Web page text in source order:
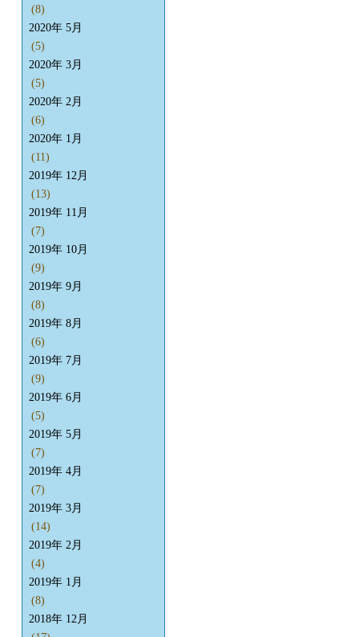
(8)
2020年 5月
(5)
2020年 3月
(5)
2020年 2月
(6)
2020年 1月
(11)
2019年 12月
(13)
2019年 11月
(7)
2019年 10月
(9)
2019年 9月
(8)
2019年 8月
(6)
2019年 7月
(9)
2019年 6月
(5)
2019年 5月
(7)
2019年 4月
(7)
2019年 3月
(14)
2019年 2月
(4)
2019年 1月
(8)
2018年 12月